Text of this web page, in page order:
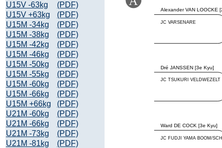
U15V -63kg
(PDF)
U15V +63kg
(PDF)
U15M -34kg
(PDF)
U15M -38kg
(PDF)
U15M -42kg
(PDF)
U15M -46kg
(PDF)
U15M -50kg
(PDF)
U15M -55kg
(PDF)
U15M -60kg
(PDF)
U15M -66kg
(PDF)
U15M +66kg
(PDF)
U21M -60kg
(PDF)
U21M -66kg
(PDF)
U21M -73kg
(PDF)
U21M -81kg
(PDF)